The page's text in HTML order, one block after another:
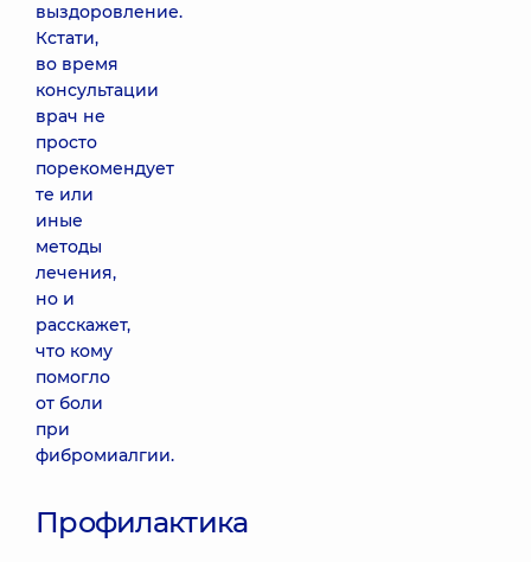
выздоровление.
Кстати,
во время
консультации
врач не
просто
порекомендует
те или
иные
методы
лечения,
но и
расскажет,
что кому
помогло
от боли
при
фибромиалгии.
Профилактика